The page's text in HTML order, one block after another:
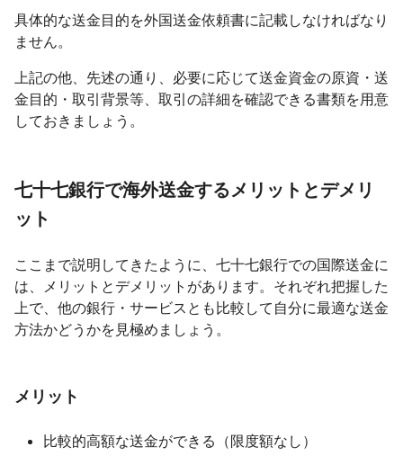
具体的な送金目的を外国送金依頼書に記載しなければなり
ません。
上記の他、先述の通り、必要に応じて送金資金の原資・送
金目的・取引背景等、取引の詳細を確認できる書類を用意
しておきましょう。
七十七銀行で海外送金するメリットとデメリ
ット
ここまで説明してきたように、七十七銀行での国際送金に
は、メリットとデメリットがあります。それぞれ把握した
上で、他の銀行・サービスとも比較して自分に最適な送金
方法かどうかを見極めましょう。
メリット
比較的高額な送金ができる（限度額なし）